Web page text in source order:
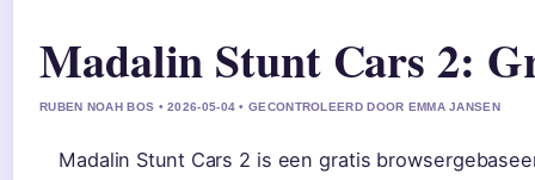
Madalin Stunt Cars 2:
RUBEN NOAH BOS • 2026-05-04 • GECONTROLEERD DOOR EMMA JANSEN
Madalin Stunt Cars 2 is een gratis